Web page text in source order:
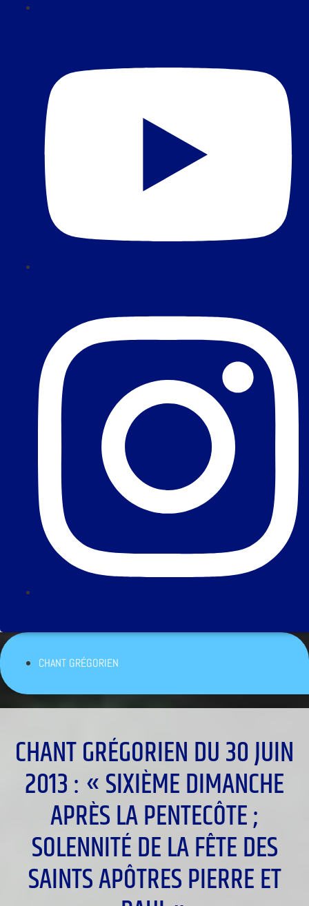
CHANT GRÉGORIEN
CHANT GRÉGORIEN DU 30 JUIN
2013 : « SIXIÈME DIMANCHE
APRÈS LA PENTECÔTE ;
SOLENNITÉ DE LA FÊTE DES
SAINTS APÔTRES PIERRE ET